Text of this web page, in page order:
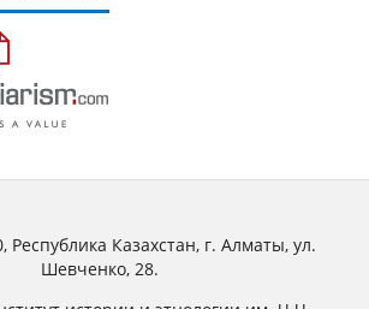
Республика Казахстан, г. Алматы, ул.
Шевченко, 28.